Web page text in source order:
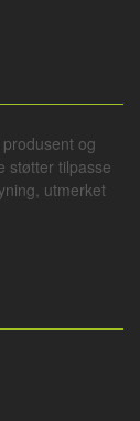
produsent og
støtter tilpasse
utmerket